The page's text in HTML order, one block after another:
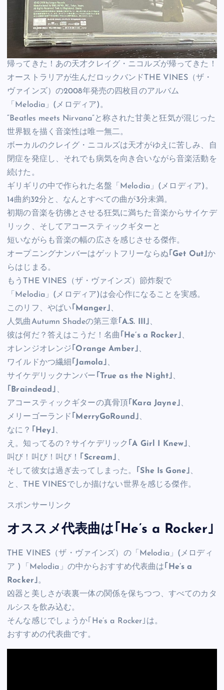
帰ってきた！あの天才クレイグ・ニコルズが帰ってきた！
オーストラリアが生んだロックバンドTHE VINES（ザ・
ヴァインズ）の2008年発売の四枚目のアルバム
「Melodia」(メロディア)。
“Beatles meets Nirvana”と称された甘美と狂気が混じった
世界観を描く音楽性は唯一無二。
ボーカルのクレイグ・ニコルズは天才がゆえに苦しみ、自
閉症を発症し、それでも病気を向き合いながら音楽活動を
続けた。
ギリギリの中で作られた名盤「Melodia」(メロディア)。
14曲約32分と、なんとすべての曲が3分未満。
初期の音楽を彷彿とさせる狂気に満ちた音楽からサイケデ
リック、そしてアコースティックギターと
短いながらも音楽の幅の広さを感じさせる傑作。
オープニングナンバーはゲットフリーならぬ｢Get Out｣か
らはじまる。
もうTHE VINES（ザ・ヴァインズ）節炸裂で
「Melodia」(メロディア)は会心作になることを実感。
このリフ、やばい｢Manger｣ 、
人気曲Autumn Shadeの第三章｢A.S. III｣ 、
彼は何だ？答えはこうだ！名曲 ｢He’s a Rocker｣ 、
オレンジオレンジ｢Orange Amber｣ 、
ワイルドかつ繊細 ｢Jamola｣ 、
サイケデリックナンバー ｢True as the Night｣ 、
｢Braindead｣ 、
アコースティックギターの真骨頂｢Kara Jayne｣ 、
メリーゴーランド ｢MerryGoRound｣ 、
なに？ ｢Hey｣ 、
え。知ってるの？サイケデリック ｢A Girl I Knew｣ 、
叫び！叫び！叫び！ ｢Scream｣ 、
そして彼女は過ぎ去ってしまった。
｢She Is Gone｣ 、
と、THE VINESでしか描けない世界を感じる傑作。
スポンサーリンク
オススメ代表曲は｢He’s a Rocker｣
THE VINES（ザ・ヴァインズ）の「Melodia」(メロディ
ア )「Melodia」の中からおすすめ代表曲は｢He’s a
Rocker｣ 。
凶器と美しさが表裏一体の関係を保ちつつ、すべてのカタ
ルシスを飲み込む。
そんな感じでしょうか｢He’s a Rocker｣は。
おすすめの代表曲です。